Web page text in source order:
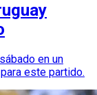
en un
este partido.